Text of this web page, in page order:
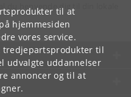
til at
hjemmesiden
vores service.
tredjepartsprodukter til
udvalgte uddannelser
annoncer og til at
du henvende dig til din lokale